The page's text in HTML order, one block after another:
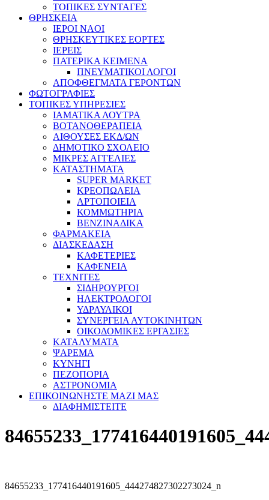
ΤΟΠΙΚΕΣ ΣΥΝΤΑΓΕΣ
ΘΡΗΣΚΕΙΑ
IEPOI NAOI
ΘΡΗΣΚΕΥΤΙΚΕΣ ΕΟΡΤΕΣ
ΙΕΡΕΙΣ
ΠΑΤΕΡΙΚΑ ΚΕΙΜΕΝΑ
ΠΝΕΥΜΑΤΙΚΟΙ ΛΟΓΟΙ
ΑΠΟΦΘΕΓΜΑΤΑ ΓΕΡΟΝΤΩΝ
ΦΩΤΟΓΡΑΦΙΕΣ
ΤΟΠΙΚΕΣ ΥΠΗΡΕΣΙΕΣ
ΙΑΜΑΤΙΚΑ ΛΟΥΤΡΑ
ΒΟΤΑΝΟΘΕΡΑΠΕΙΑ
ΑΙΘΟΥΣΕΣ ΕΚΔ/ΩΝ
ΔΗΜΟΤΙΚΟ ΣΧΟΛΕΙΟ
ΜΙΚΡΕΣ ΑΓΓΕΛΙΕΣ
ΚΑΤΑΣΤΗΜΑΤΑ
SUPER MARKET
ΚΡΕΟΠΩΛΕΙΑ
ΑΡΤΟΠΟΙΕΙΑ
ΚΟΜΜΩΤΗΡΙΑ
ΒΕΝΖΙΝΑΔΙΚΑ
ΦΑΡΜΑΚΕΙΑ
ΔΙΑΣΚΕΔΑΣΗ
ΚΑΦΕΤΕΡΙΕΣ
ΚΑΦΕΝΕΙΑ
ΤΕΧΝΙΤΕΣ
ΣΙΔΗΡΟΥΡΓΟΙ
ΗΛΕΚΤΡΟΛΟΓΟΙ
ΥΔΡΑΥΛΙΚΟΙ
ΣΥΝΕΡΓΕΙΑ ΑΥΤΟΚΙΝΗΤΩΝ
ΟΙΚΟΔΟΜΙΚΕΣ ΕΡΓΑΣΙΕΣ
ΚΑΤΑΛΥΜΑΤΑ
ΨΑΡΕΜΑ
ΚΥΝΗΓΙ
ΠΕΖΟΠΟΡΙΑ
ΑΣΤΡΟΝΟΜΙΑ
ΕΠΙΚΟΙΝΩΝΗΣΤΕ ΜΑΖΙ ΜΑΣ
ΔΙΑΦΗΜΙΣΤΕΙΤΕ
84655233_177416440191605_444274827302273024_n